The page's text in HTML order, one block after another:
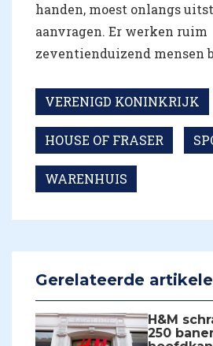
handen, moest onlangs
aanvragen. Er werken ruim
zeventienduizend mensen
VERENIGD KONINKRIJK
HOUSE OF FRASER
WARENHUIS
Gerelateerde
H&M
250